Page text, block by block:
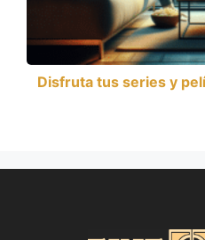
Disfruta tus series y